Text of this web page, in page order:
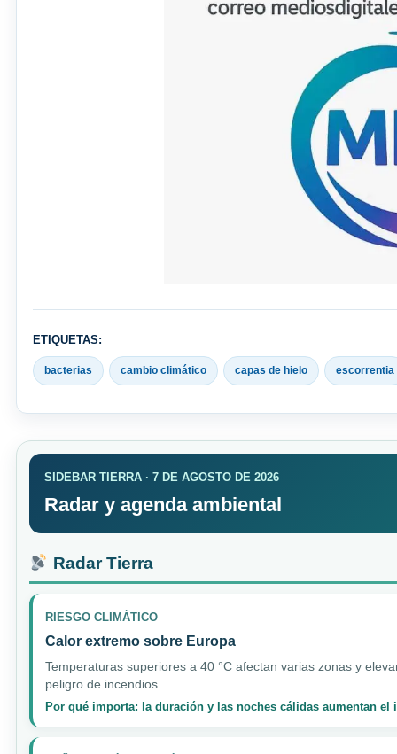
ETIQUETAS:
bacterias cambio climático capas de hielo escorrentia
SIDEBAR TIERRA · 7 DE AGOSTO DE 2026
Radar y agenda ambiental
Radar Tierra
RIESGO CLIMÁTICO
Calor extremo sobre Europa
Temperaturas superiores a 40 °C afectan varias zonas y
peligro de incendios.
Por qué importa: la duración y las noches cálidas aumentan el